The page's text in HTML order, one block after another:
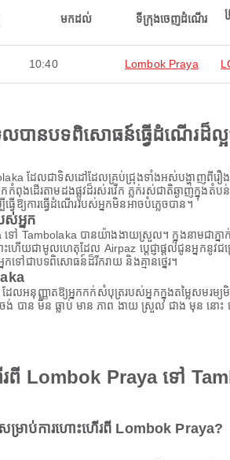
មកដល់ ទីក្រុងចេញដំណើរ
10:40 Lombok Praya
បានបទពិសោធន៍ធ្វើដំណើរដ៏ល្អ
ដែលជាទិសដៅដែលគ្រប់ជ្រុងទាំងអស់បង្ហាញពីរ
កកំពុងដើរតាមដងផ្លូវដ៏រស់រវើក ភ្លក់រស់ជាតិឆ្ងាញ់ក្នុ
ឱ្យការធ្វើដំណើររបស់អ្នកមិនអាចបំភ្លេចបាន។
អ្នក
បានយ៉ាងងាយស្រួល។ ក្នុងនាមជាភ្នាក់
ះហើយជាមូលហេតុដែល Airpaz ប្តេជ្ញាផ្តល់ជូនអ្នក
ទៅជាបទពិសោធន៍ដ៏រីករាយ និងគ្មានថ្នេរ។
ែលអនុញ្ញាតឱ្យអ្នកកក់សំបុត្ររបស់អ្នកក្នុងតម្លៃសម
ាន មិន ធ្លាប់ មាន ភាព ងាយ ស្រួល ជាង មុន នោះ
Lombok Praya ទៅ
ាប់ការហោះហើរពី Lombok Praya?